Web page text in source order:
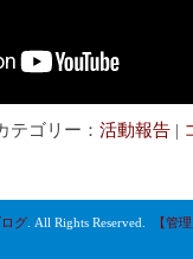
テゴリー： 活動報告 |
グ . All Rights Reserved.
【管